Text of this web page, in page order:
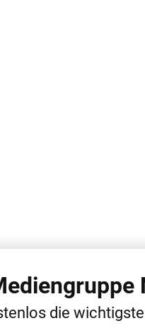
NEWS
die